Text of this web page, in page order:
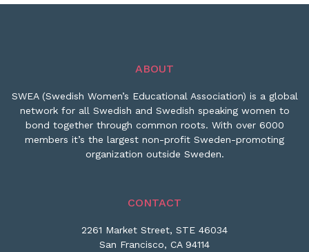
ABOUT
SWEA (Swedish Women’s Educational Association) is a global
network for all Swedish and Swedish speaking women to
bond together through common roots. With over 6000
members it’s the largest non-profit Sweden-promoting
organization outside Sweden.
CONTACT
2261 Market Street, STE 46034
San Francisco, CA 94114